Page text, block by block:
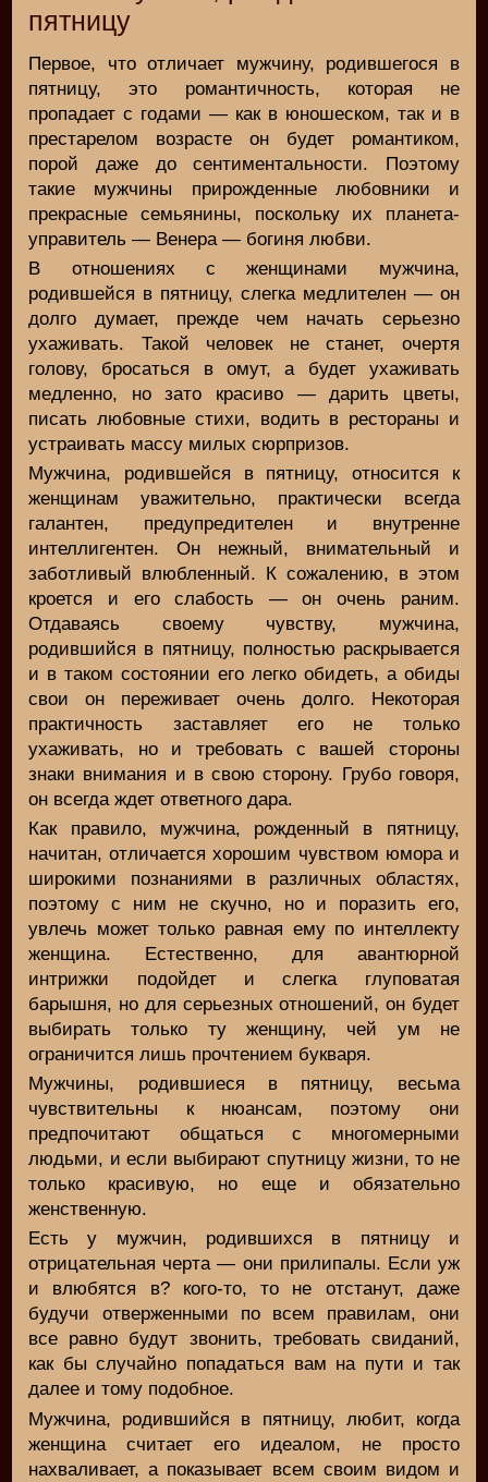
пятницу
Первое, что отличает мужчину, родившегося в
пятницу, это романтичность, которая не
пропадает с годами — как в юношеском, так и в
престарелом возрасте он будет романтиком,
порой даже до сентиментальности. Поэтому
такие мужчины прирожденные любовники и
прекрасные семьянины, поскольку их планета-
управитель — Венера — богиня любви.
В отношениях с женщинами мужчина,
родившейся в пятницу, слегка медлителен — он
долго думает, прежде чем начать серьезно
ухаживать. Такой человек не станет, очертя
голову, бросаться в омут, а будет ухаживать
медленно, но зато красиво — дарить цветы,
писать любовные стихи, водить в рестораны и
устраивать массу милых сюрпризов.
Мужчина, родившейся в пятницу, относится к
женщинам уважительно, практически всегда
галантен, предупредителен и внутренне
интеллигентен. Он нежный, внимательный и
заботливый влюбленный. К сожалению, в этом
кроется и его слабость — он очень раним.
Отдаваясь своему чувству, мужчина,
родившийся в пятницу, полностью раскрывается
и в таком состоянии его легко обидеть, а обиды
свои он переживает очень долго. Некоторая
практичность заставляет его не только
ухаживать, но и требовать с вашей стороны
знаки внимания и в свою сторону. Грубо говоря,
он всегда ждет ответного дара.
Как правило, мужчина, рожденный в пятницу,
начитан, отличается хорошим чувством юмора и
широкими познаниями в различных областях,
поэтому с ним не скучно, но и поразить его,
увлечь может только равная ему по интеллекту
женщина. Естественно, для авантюрной
интрижки подойдет и слегка глуповатая
барышня, но для серьезных отношений, он будет
выбирать только ту женщину, чей ум не
ограничится лишь прочтением букваря.
Мужчины, родившиеся в пятницу, весьма
чувствительны к нюансам, поэтому они
предпочитают общаться с многомерными
людьми, и если выбирают спутницу жизни, то не
только красивую, но еще и обязательно
женственную.
Есть у мужчин, родившихся в пятницу и
отрицательная черта — они прилипалы. Если уж
и влюбятся в? кого-то, то не отстанут, даже
будучи отверженными по всем правилам, они
все равно будут звонить, требовать свиданий,
как бы случайно попадаться вам на пути и так
далее и тому подобное.
Мужчина, родившийся в пятницу, любит, когда
женщина считает его идеалом, не просто
нахваливает, а показывает всем своим видом и